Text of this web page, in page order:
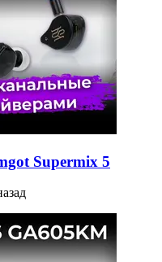
Supermix 5